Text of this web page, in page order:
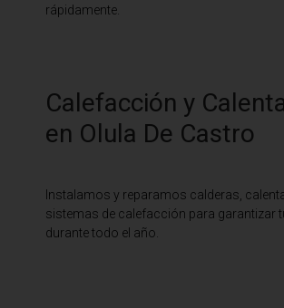
rápidamente.
Calefacción y
en Olula De Castro
Instalamos y reparamos calderas,
sistemas de calefacción para garantizar
durante todo el año.